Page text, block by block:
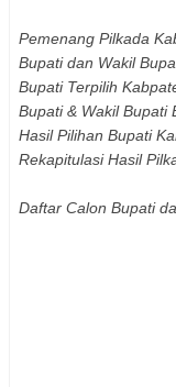
Pemenang Pilkada
Bupati dan Wakil
Bupati Terpilih
Bupati & Wakil Bupati
Hasil Pilihan Bupati
Rekapitulasi Hasil
Daftar Calon Bupati